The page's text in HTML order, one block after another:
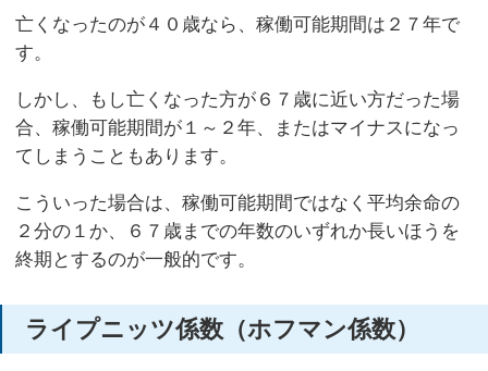
亡くなったのが４０歳なら、稼働可能期間は２７年で
す。
しかし、もし亡くなった方が６７歳に近い方だった場
合、稼働可能期間が１～２年、またはマイナスになっ
てしまうこともあります。
こういった場合は、稼働可能期間ではなく平均余命の
２分の１か、６７歳までの年数のいずれか長いほうを
終期とするのが一般的です。
ライプニッツ係数（ホフマン係数）